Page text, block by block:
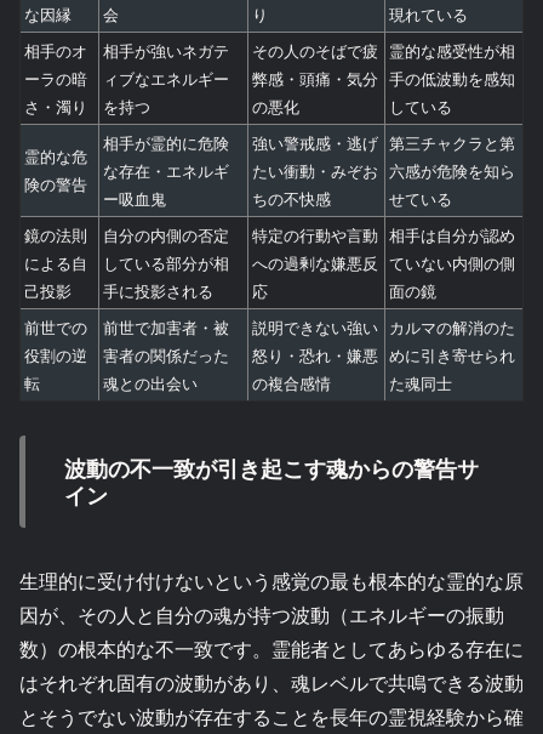
な因縁
会
り
現れている
相手のオ
ーラの暗
さ・濁り
相手が強いネガテ
ィブなエネルギー
を持つ
その人のそばで疲
弊感・頭痛・気分
の悪化
霊的な感受性が相
手の低波動を感知
している
霊的な危
険の警告
相手が霊的に危険
な存在・エネルギ
ー吸血鬼
強い警戒感・逃げ
たい衝動・みぞお
ちの不快感
第三チャクラと第
六感が危険を知ら
せている
鏡の法則
による自
己投影
自分の内側の否定
している部分が相
手に投影される
特定の行動や言動
への過剰な嫌悪反
応
相手は自分が認め
ていない内側の側
面の鏡
前世での
役割の逆
転
前世で加害者・被
害者の関係だった
魂との出会い
説明できない強い
怒り・恐れ・嫌悪
の複合感情
カルマの解消のた
めに引き寄せられ
た魂同士
波動の不一致が引き起こす魂からの警告サ
イン
生理的に受け付けないという感覚の最も根本的な霊的な原
因が、その人と自分の魂が持つ波動（エネルギーの振動
数）の根本的な不一致です。霊能者としてあらゆる存在に
はそれぞれ固有の波動があり、魂レベルで共鳴できる波動
とそうでない波動が存在することを長年の霊視経験から確